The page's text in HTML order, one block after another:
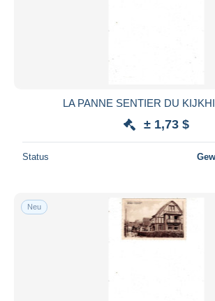
LA PANNE SENTIER DU
± 1,73 $
Status
Neu